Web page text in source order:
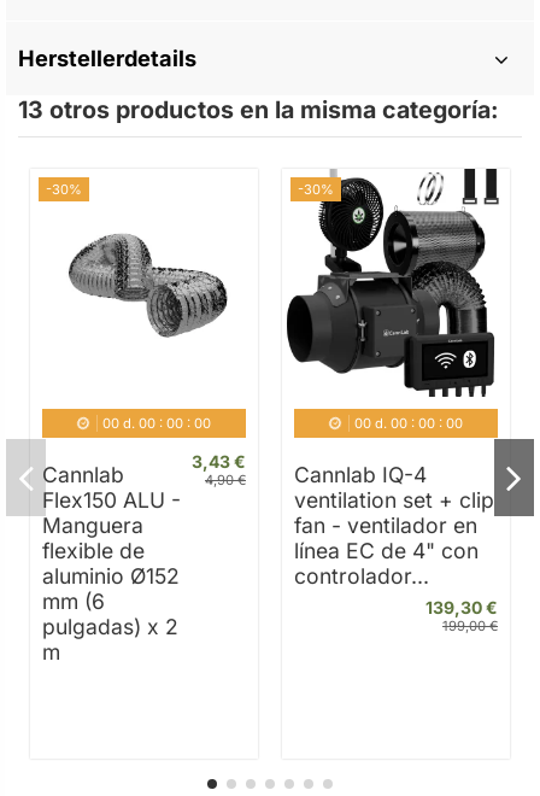
Herstellerdetails
13 otros productos en la misma categoría:
-30%
00d. 00: 00: 00
Cannlab
Flex150 ALU -
Manguera
flexible de
aluminio Ø152
mm (6
pulgadas) x 2
m
3,43 €
4,90 €
-30%
00d. 00: 00: 00
Cannlab IQ-4
ventilation set + clip
fan - ventilador en
línea EC de 4" con
controlador...
139,30 €
199,00 €